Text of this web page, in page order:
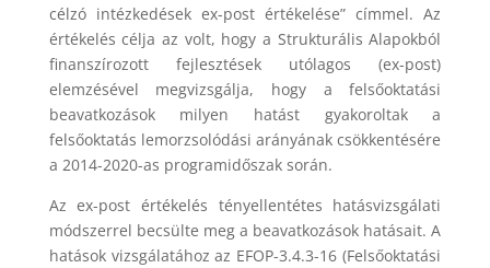
célzó intézkedések ex-post értékelése” címmel. Az
értékelés célja az volt, hogy a Strukturális Alapokból
finanszírozott fejlesztések utólagos (ex-post)
elemzésével megvizsgálja, hogy a felsőoktatási
beavatkozások milyen hatást gyakoroltak a
felsőoktatás lemorzsolódási arányának csökkentésére
a 2014-2020-as programidőszak során.
Az ex-post értékelés tényellentétes hatásvizsgálati
módszerrel becsülte meg a beavatkozások hatásait. A
hatások vizsgálatához az EFOP-3.4.3-16 (Felsőoktatási